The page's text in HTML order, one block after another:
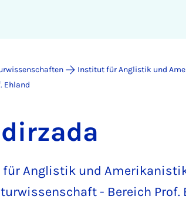
Institut für Anglistik und
Ehland
Anglistik und
- Bereich Prof.